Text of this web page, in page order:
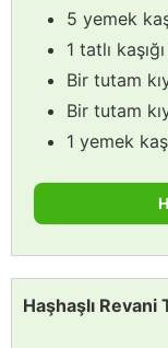
5 yemek
1 tatlı
Bir tutam
Bir tutam
1 yemek
Haşhaşlı Revani